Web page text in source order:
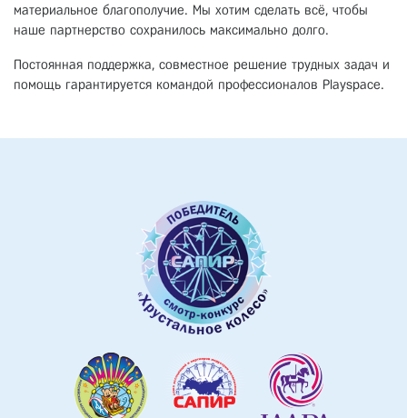
материальное благополучие. Мы хотим сделать всё, чтобы
наше партнерство сохранилось максимально долго.
Постоянная поддержка, совместное решение трудных задач и
помощь гарантируется командой профессионалов Playspace.